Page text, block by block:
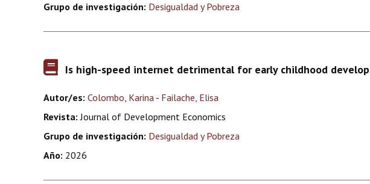
Grupo de investigación: Desigualdad y Pobreza
Is high-speed internet detrimental for early childhood
Autor/es: Colombo, Karina - Failache, Elisa
Revista: Journal of Development Economics
Grupo de investigación: Desigualdad y Pobreza
Año: 2026